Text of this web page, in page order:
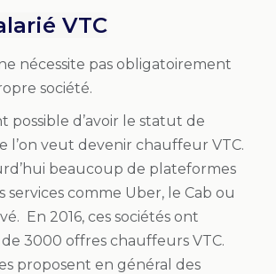
VTC
nécessite pas obligatoirement
société.
possible d’avoir le statut de
l’on veut devenir chauffeur VTC.
beaucoup de plateformes
services comme Uber, le Cab ou
En 2016, ces sociétés ont
3000 offres chauffeurs VTC.
proposent en général des